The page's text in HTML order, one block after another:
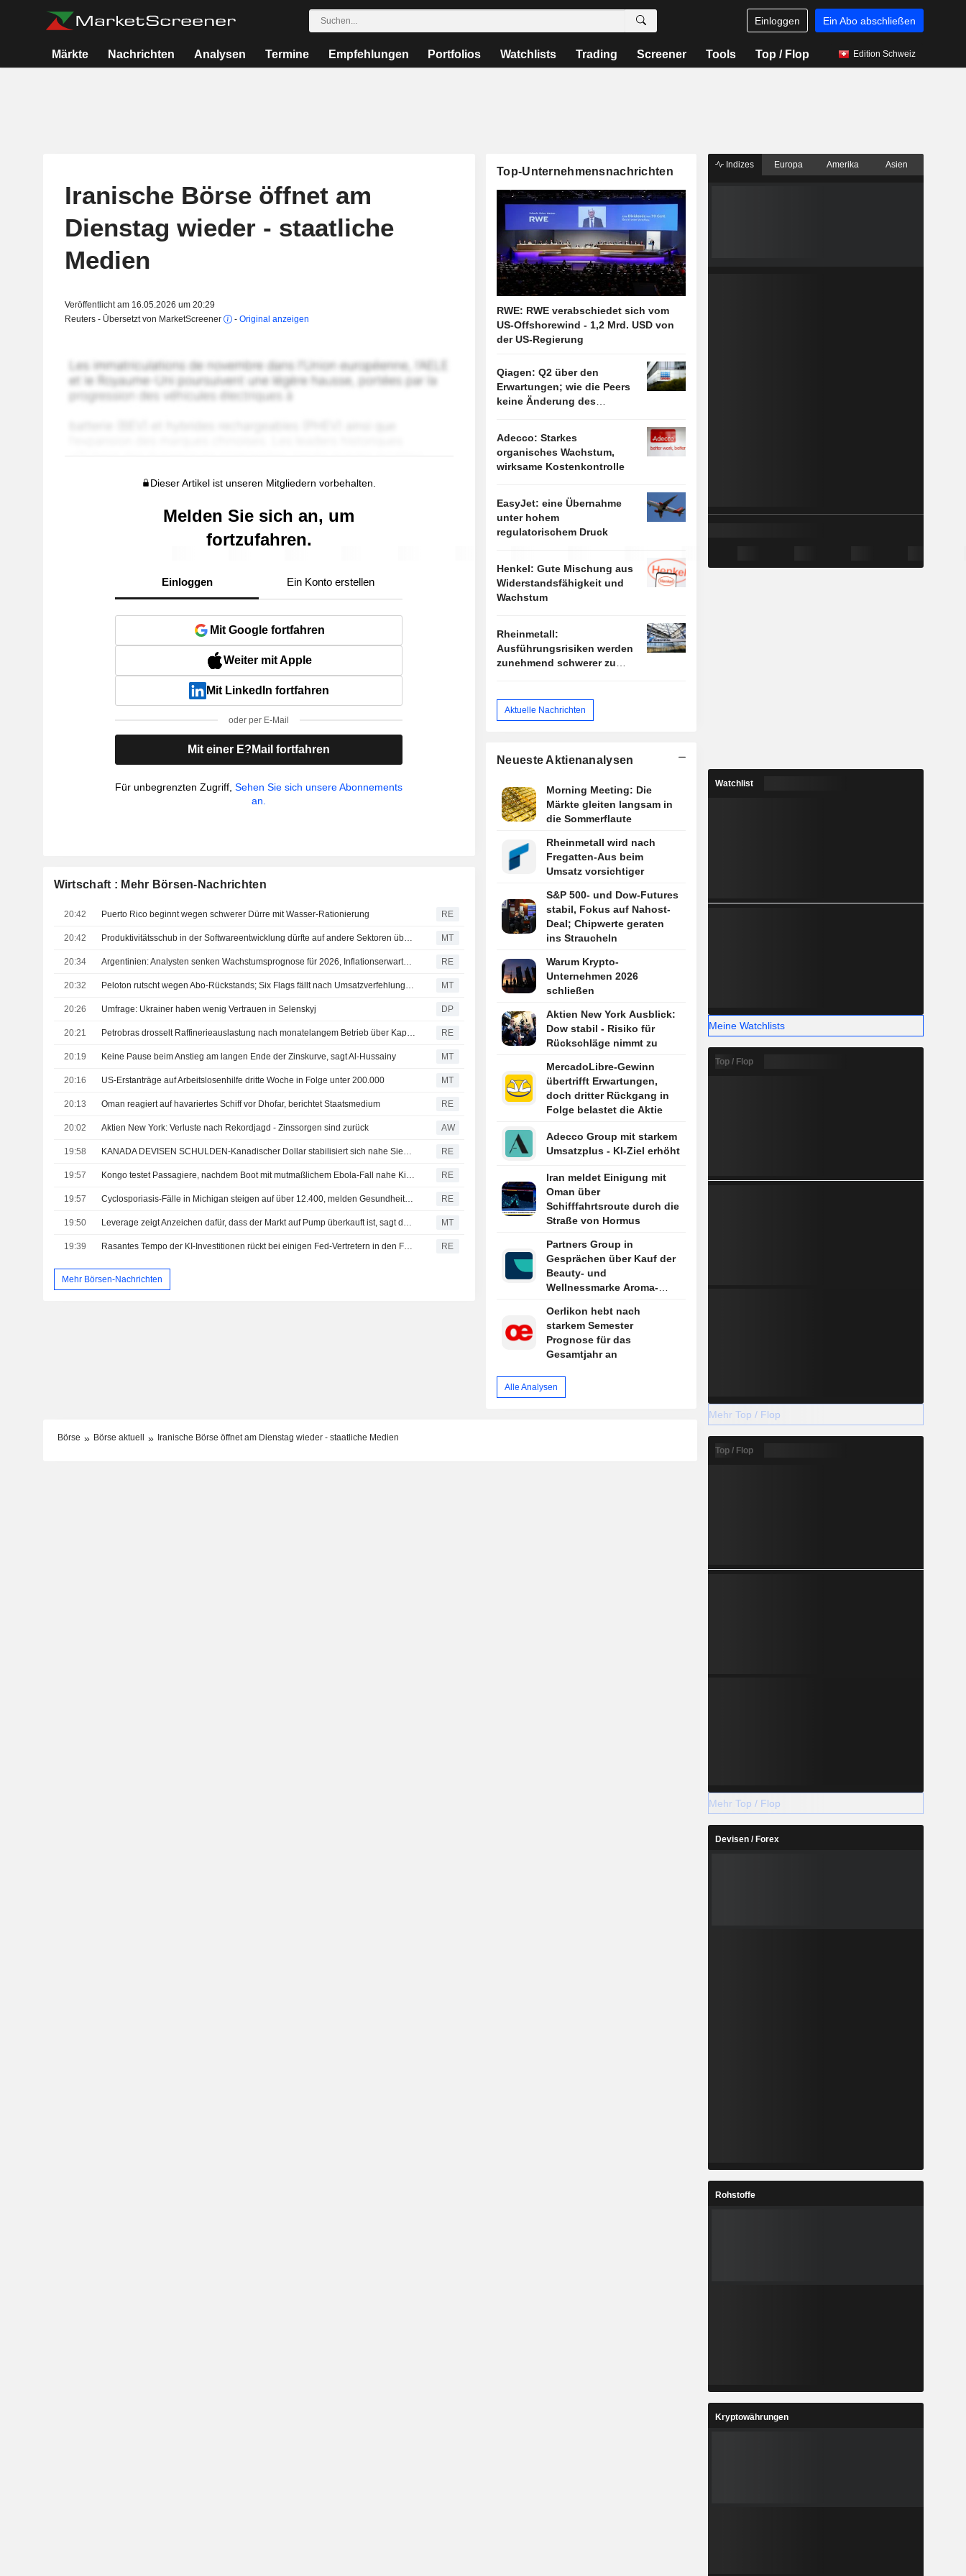
Einloggen Ein Abo abschließen
Märkte Nachrichten Analysen Termine Empfehlungen Portfolios Watchlists Trading Screener Tools Top / Flop Edition Schweiz
Iranische Börse öffnet am
Dienstag wieder - staatliche
Medien
Veröffentlicht am 16.05.2026 um 20:29
Reuters - Übersetzt von MarketScreener
- Original anzeigen
Dieser Artikel ist unseren Mitgliedern vorbehalten.
Melden Sie sich an, um
fortzufahren.
Einloggen Ein Konto erstellen
Mit Google fortfahren
Weiter mit Apple
Mit LinkedIn fortfahren
oder per E-Mail
Mit einer E?Mail fortfahren
Für unbegrenzten Zugriff,Sehen Sie sich unsere Abonnements
an.
Wirtschaft : Mehr Börsen-Nachrichten
20:42 Puerto Rico beginnt wegen schwerer Dürre mit Wasser-Rationierung RE
20:42 Produktivitätsschub in der Softwareentwicklung dürfte auf andere Sektoren übergreifen, sagt Jonathan Curtis MT
20:34 Argentinien: Analysten senken Wachstumsprognose für 2026, Inflationserwartungen gehen zurück RE
20:32 Peloton rutscht wegen Abo-Rückstands; Six Flags fällt nach Umsatzverfehlung | Stock Movers MT
20:26 Umfrage: Ukrainer haben wenig Vertrauen in Selenskyj DP
20:21 Petrobras drosselt Raffinerieauslastung nach monatelangem Betrieb über Kapazität RE
20:19 Keine Pause beim Anstieg am langen Ende der Zinskurve, sagt Al-Hussainy MT
20:16 US-Erstanträge auf Arbeitslosenhilfe dritte Woche in Folge unter 200.000 MT
20:13 Oman reagiert auf havariertes Schiff vor Dhofar, berichtet Staatsmedium RE
20:02 Aktien New York: Verluste nach Rekordjagd - Zinssorgen sind zurück AW
19:58 KANADA DEVISEN SCHULDEN-Kanadischer Dollar stabilisiert sich nahe Sieben-Wochen-Hoch vor Arbeitsmarktdaten RE
19:57 Kongo testet Passagiere, nachdem Boot mit mutmaßlichem Ebola-Fall nahe Kinshasa gestoppt wurde RE
19:57 Cyclosporiasis-Fälle in Michigan steigen auf über 12.400, melden Gesundheitsbehörden RE
19:50 Leverage zeigt Anzeichen dafür, dass der Markt auf Pump überkauft ist, sagt der CEO von Unlimited Funds MT
19:39 Rasantes Tempo der KI-Investitionen rückt bei einigen Fed-Vertretern in den Fokus RE
Mehr Börsen-Nachrichten
Top-Unternehmensnachrichten
RWE: RWE verabschiedet sich vom
US-Offshorewind - 1,2 Mrd. USD von
der US-Regierung
Qiagen: Q2 über den
Erwartungen; wie die Peers
keine Änderung des
Adecco: Starkes
organisches Wachstum,
wirksame Kostenkontrolle
EasyJet: eine Übernahme
unter hohem
regulatorischem Druck
Henkel: Gute Mischung aus
Widerstandsfähigkeit und
Wachstum
Rheinmetall:
Ausführungsrisiken werden
zunehmend schwerer zu
Aktuelle Nachrichten
Neueste Aktienanalysen
Morning Meeting: Die
Märkte gleiten langsam in
die Sommerflaute
Rheinmetall wird nach
Fregatten-Aus beim
Umsatz vorsichtiger
S&P 500- und Dow-Futures
stabil, Fokus auf Nahost-
Deal; Chipwerte geraten
ins Straucheln
Warum Krypto-
Unternehmen 2026
schließen
Aktien New York Ausblick:
Dow stabil - Risiko für
Rückschläge nimmt zu
MercadoLibre-Gewinn
übertrifft Erwartungen,
doch dritter Rückgang in
Folge belastet die Aktie
Adecco Group mit starkem
Umsatzplus - KI-Ziel erhöht
Iran meldet Einigung mit
Oman über
Schifffahrtsroute durch die
Straße von Hormus
Partners Group in
Gesprächen über Kauf der
Beauty- und
Wellnessmarke Aroma-
Oerlikon hebt nach
starkem Semester
Prognose für das
Gesamtjahr an
Alle Analysen
Börse Börse aktuell Iranische Börse öffnet am Dienstag wieder - staatliche Medien
Indizes Europa Amerika Asien
Watchlist
Meine Watchlists
Top / Flop
Mehr Top / Flop
Top / Flop
Mehr Top / Flop
Devisen / Forex
Rohstoffe
Kryptowährungen